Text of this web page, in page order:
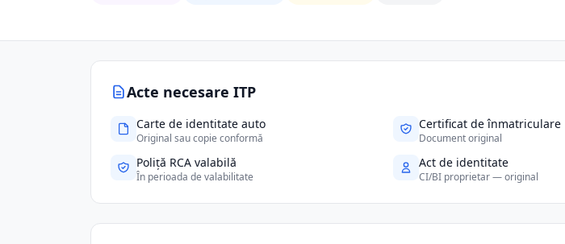
Acte necesare ITP
Carte de identitate auto
Original sau copie conformă
Certificat de înmatriculare
Document original
Poliță RCA valabilă
În perioada de valabilitate
Act de identitate
CI/BI proprietar — original